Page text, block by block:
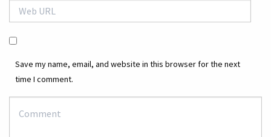
Save my name, email, and website in this browser for the next
time I comment.